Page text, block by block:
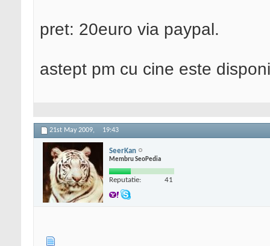
pret: 20euro via paypal.
astept pm cu cine este
21st May 2009, 19:43
SeerKan
Membru SeoPedia
Reputatie: 41